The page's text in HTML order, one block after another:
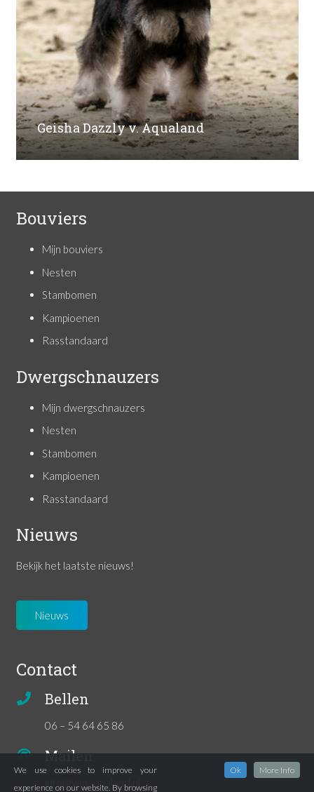
Geisha Dazzly v. Aqualand
Bouviers
Mijn bouviers
Nesten
Stambomen
Kampioenen
Rasstandaard
Dwergschnauzers
Mijn dwergschnauzers
Nesten
Stambomen
Kampioenen
Rasstandaard
Nieuws
Bekijk het laatste nieuws!
Nieuws
Contact
Bellen
06 – 54 64 65 86
Mailen
info@vanaqualand.nl
We use cookies to improve your
experience on our website. By browsing
Ok More Info